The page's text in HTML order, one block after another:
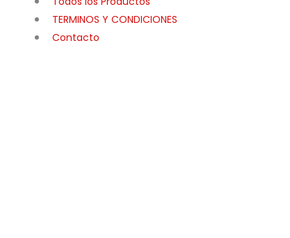
TERMINOS Y CONDICIONES
Contacto